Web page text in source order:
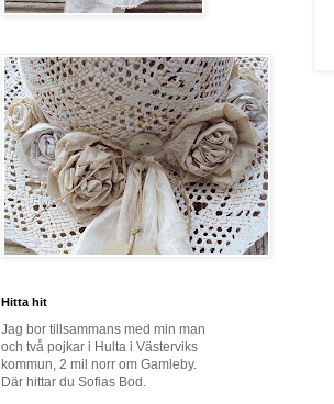
Hitta hit
Jag bor tillsammans med min man
och två pojkar i Hulta i Västerviks
kommun, 2 mil norr om Gamleby.
Där hittar du Sofias Bod.